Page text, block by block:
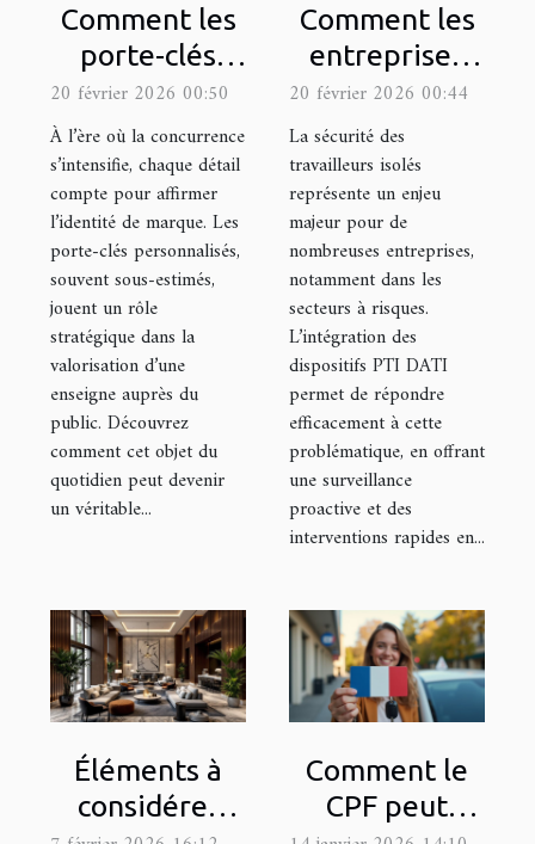
Comment les
porte-clés
personnalisés
peuvent
renforcer
l'identité de
marque ?
20 février 2026 00:50
À l’ère où la concurrence
s’intensifie, chaque détail
compte pour affirmer
l’identité de marque. Les
porte-clés personnalisés,
souvent sous-estimés,
jouent un rôle
stratégique dans la
valorisation d’une
enseigne auprès du
public. Découvrez
comment cet objet du
quotidien peut devenir
un véritable...
Comment les
entreprises
peuvent-elles
intégrer le PTI
DATI pour
améliorer la
sécurité des
travailleurs
isolés ?
20 février 2026 00:44
La sécurité des
travailleurs isolés
représente un enjeu
majeur pour de
nombreuses entreprises,
notamment dans les
secteurs à risques.
L’intégration des
dispositifs PTI DATI
permet de répondre
efficacement à cette
problématique, en offrant
une surveillance
proactive et des
interventions rapides en...
Éléments à
considérer
Comment le
CPF peut